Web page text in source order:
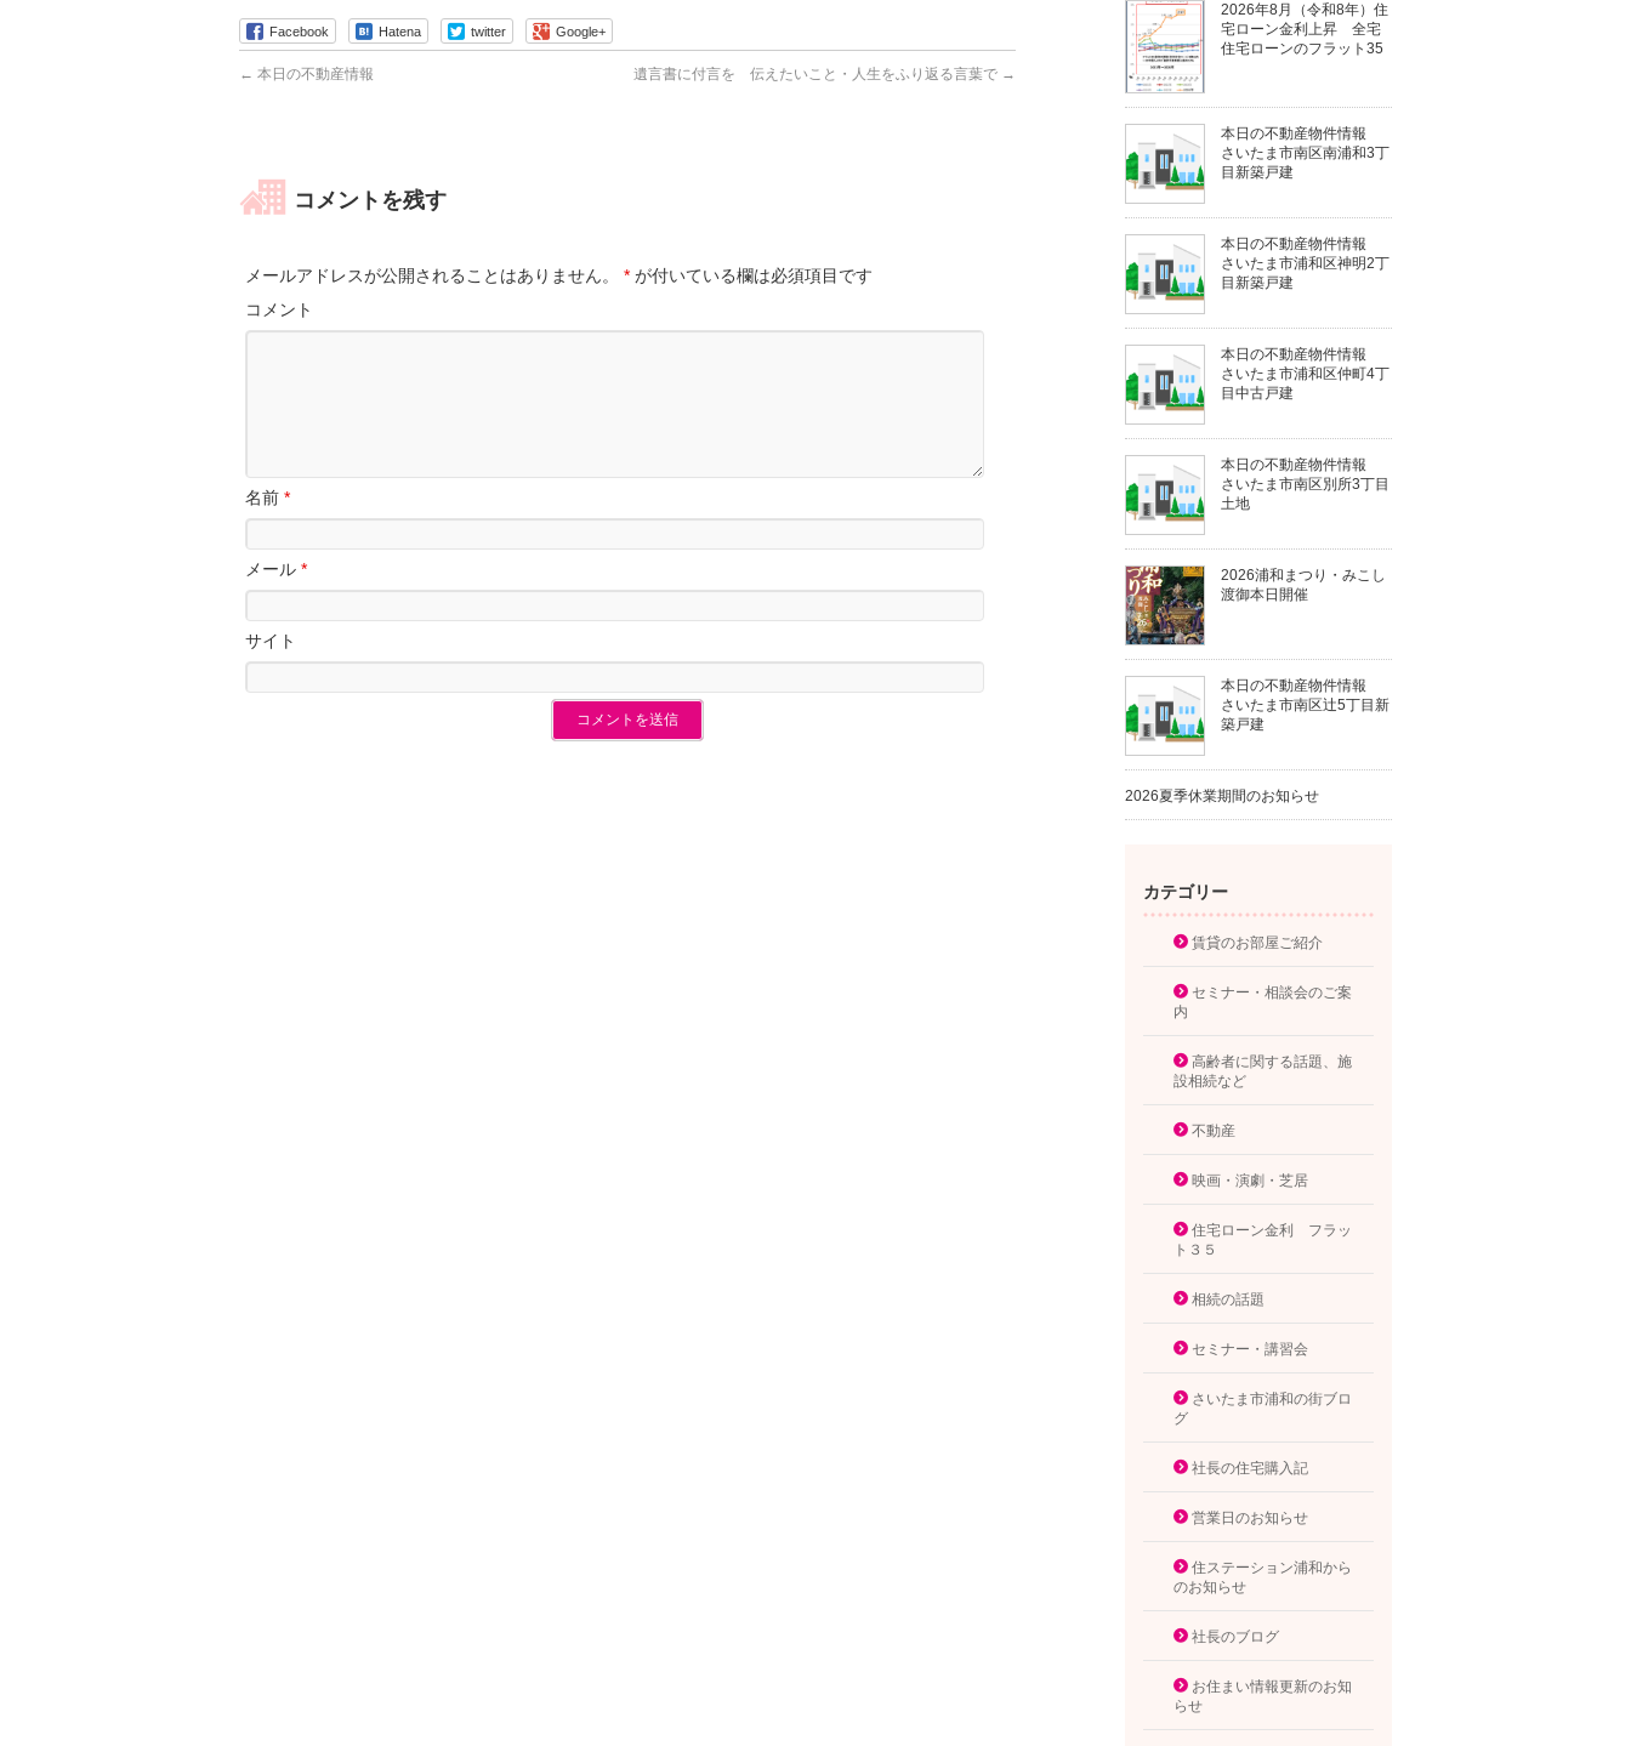
Facebook Hatena twitter Google+
← 本日の不動産情報 遺言書に付言を 伝えたいこと・人生をふり返る言葉で →
コメントを残す
メールアドレスが公開されることはありません。 * が付いている欄は必須項目です
コメント
名前 *
メール *
サイト
2026年8月（令和8年）住
宅ローン金利上昇 全宅
住宅ローンのフラット35
本日の不動産物件情報
さいたま市南区南浦和3丁
目新築戸建
本日の不動産物件情報
さいたま市浦和区神明2丁
目新築戸建
本日の不動産物件情報
さいたま市浦和区仲町4丁
目中古戸建
本日の不動産物件情報
さいたま市南区別所3丁目
土地
2026浦和まつり・みこし
渡御本日開催
本日の不動産物件情報
さいたま市南区辻5丁目新
築戸建
2026夏季休業期間のお知らせ
カテゴリー
賃貸のお部屋ご紹介
セミナー・相談会のご案
内
高齢者に関する話題、施
設相続など
不動産
映画・演劇・芝居
住宅ローン金利 フラッ
ト３５
相続の話題
セミナー・講習会
さいたま市浦和の街ブロ
グ
社長の住宅購入記
営業日のお知らせ
住ステーション浦和から
のお知らせ
社長のブログ
お住まい情報更新のお知
らせ